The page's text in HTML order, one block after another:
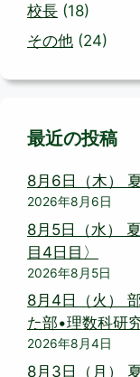
校長 (18)
その他 (24)
最近の投稿
8月6日（木）
2026年8月6日
8月5日（水）
目4日目〉
2026年8月5日
8月4日（火）
た部•理数科研究
2026年8月4日
8月3日（月）